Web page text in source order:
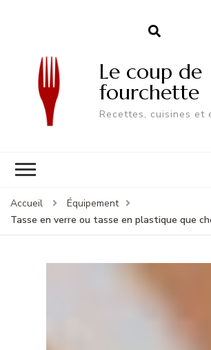
Le coup de
fourchette
Recettes, cuisines et
Accueil
Équipement
Tasse en verre ou tasse en plastique que